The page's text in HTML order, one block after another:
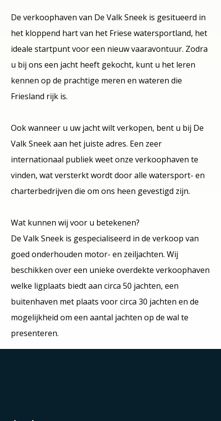
De verkoophaven van De Valk Sneek is gesitueerd in
het kloppend hart van het Friese watersportland, het
ideale startpunt voor een nieuw vaaravontuur. Zodra
u bij ons een jacht heeft gekocht, kunt u het leren
kennen op de prachtige meren en wateren die
Friesland rijk is.
Ook wanneer u uw jacht wilt verkopen, bent u bij De
Valk Sneek aan het juiste adres. Een zeer
internationaal publiek weet onze verkoophaven te
vinden, wat versterkt wordt door alle watersport- en
charterbedrijven die om ons heen gevestigd zijn.
Wat kunnen wij voor u betekenen?
De Valk Sneek is gespecialiseerd in de verkoop van
goed onderhouden motor- en zeiljachten. Wij
beschikken over een unieke overdekte verkoophaven
welke ligplaats biedt aan circa 50 jachten, een
buitenhaven met plaats voor circa 30 jachten en de
mogelijkheid om een aantal jachten op de wal te
presenteren.